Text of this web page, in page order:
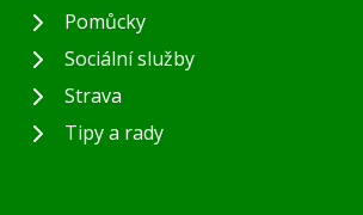
Pomůcky
Sociální služby
Strava
Tipy a rady